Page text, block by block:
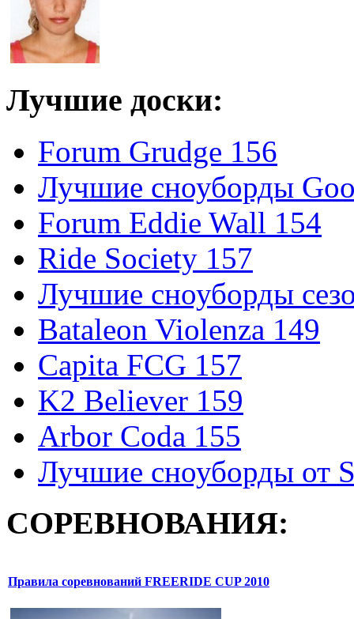
Лучшие доски:
Forum Grudge 156
Лучшие сноуборды
Forum Eddie Wall 154
Ride Society 157
Лучшие сноуборды
Bataleon Violenza 149
Capita FCG 157
K2 Believer 159
Arbor Coda 155
Лучшие сноуборды от
СОРЕВНОВАНИЯ:
Правила соревнований FREERIDE CUP 2010